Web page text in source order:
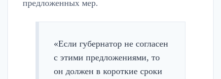
предложенных мер.
«Если губернатор не согласен
с этими предложениями, то
он должен в короткие сроки